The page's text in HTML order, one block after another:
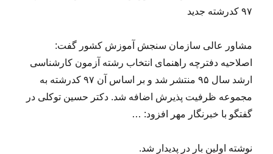
۹۷ کدرشته جدید
مشاور عالی سازمان سنجش آموزش کشور گفت:
اصلاحیه دفترچه راهنمای انتخاب رشته آزمون کارشناسی
ارشد سال ۹۵ منتشر شد و بر اساس آن ۹۷ کدرشته به
مجموعه ظرفیت پذیرش اضافه شد. دکتر حسین توکلی در
گفتگو با خبرنگار مهر افزود: …
نوشته اولین بار در پدیدار شد.